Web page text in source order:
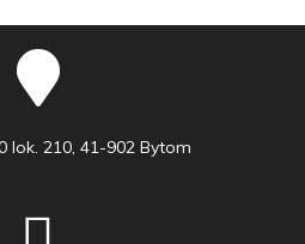
lok. 210, 41-902 Bytom